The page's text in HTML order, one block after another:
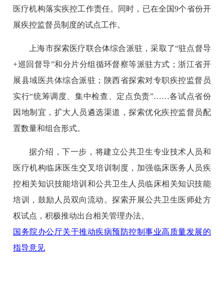
医疗机构落实疾控工作责任。同时，已在全国9个省份开
展疾控监督员制度的试点工作。
上海市探索医疗联合体综合派驻，采取了“驻点督导
+巡回督导”和分片分组循环督察等派驻方式；浙江省开
展县域医共体综合派驻；陕西省探索对专职疾控监督员
实行“统筹调度、集中检查、定点负责”……各试点省份
因地制宜，扩大人员遴选渠道，探索优化疾控监督员配
置数量和组合形式。
据介绍，下一步，将建立公共卫生专业技术人员和
医疗机构临床医生交叉培训制度，加强临床医务人员疾
控相关知识技能培训和公共卫生人员临床相关知识技能
培训，鼓励人员双向流动。探索开展公共卫生医师处方
权试点，积极推动出台相关管理办法。
国务院办公厅关于推动疾病预防控制事业高质量发展的
指导意见